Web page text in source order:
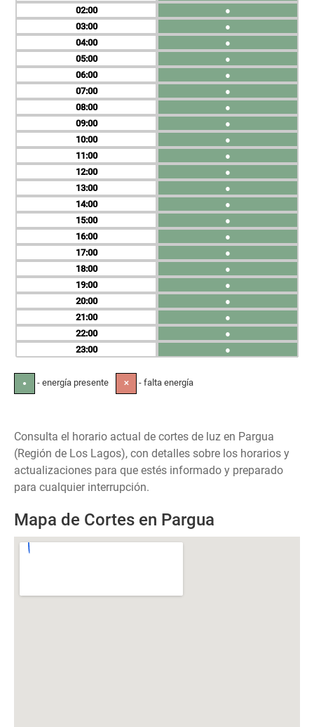
02
03
04
05
06
07
08
09
10
11
12
13
14
15
16
17
18
19
20
21
22
23
●
●
●
●
●
●
●
●
●
●
●
●
●
●
●
●
●
●
●
●
●
●
● - energía presente ✕ - falta energía
Consulta el horario actual de cortes de luz en Pargua
(Región de Los Lagos), con detalles sobre los horarios y
actualizaciones para que estés informado y preparado
para cualquier interrupción.
Mapa de Cortes en Pargua